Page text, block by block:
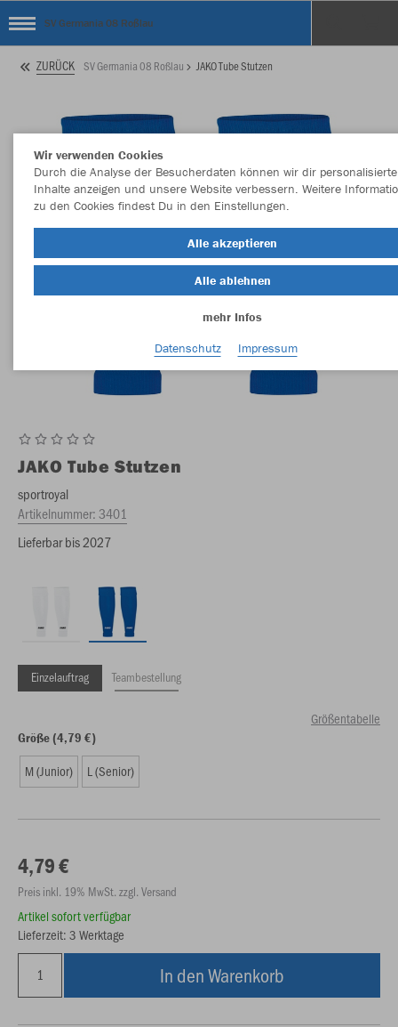
SV Germania 08 Roßlau
ZURÜCK SV Germania 08 Roßlau JAKO Tube Stutzen
JAKO Tube Stutzen
sportroyal
Artikelnummer:3401
Lieferbar bis 2027
Einzelauftrag Teambestellung
Größentabelle
Größe (4,79 €)
M (Junior) L (Senior)
4,79 €
Preis inkl. 19% MwSt. zzgl. Versand
Artikel sofort verfügbar
Lieferzeit: 3 Werktage
In den Warenkorb
Wir verwenden Cookies
Durch die Analyse der Besucherdaten können wir dir personalisierte
Inhalte anzeigen und unsere Website verbessern. Weitere
zu den Cookies findest Du in den Einstellungen.
Alle akzeptieren
Alle ablehnen
mehr Infos
Datenschutz
Impressum